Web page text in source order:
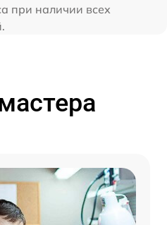
при наличии всех